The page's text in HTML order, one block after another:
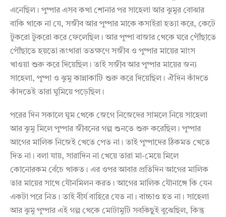
এনেছিল। পুষ্পার এসব কথা শোনার পর সাহেলা আর ঝুমুর বোঝার
বাকি থাকে না যে, সজীব আর পুষ্পার মাকে কসাইরা হত্যা করে, কেটে
টুকরো টুকরো করে ফেলেছিল। আর পুষ্পা বাজার থেকে ঘরে পৌঁছাতে
পৌঁছাতে হয়তো রূংথারা ততক্ষণে সজীব ও পুষ্পার মায়ের মাংস
খাওয়া শুরু করে দিয়েছিল। তাই সজীব আর পুষ্পার মায়ের জন্য
সাহেলা, পুষ্পা ও ঝুমু কান্নাকাটি শুরু করে দিয়েছিল। ঐদিন কাঁদতে
কাঁদতেই তারা ঘুমিয়ে পড়েছিল।
পরের দিন সকালে ঘুম থেকে জেগে নিজেদের সামলে নিয়ে সাহেলা
আর ঝুমু মিলে পুষ্পার জীবনের গল্প শুনতে শুরু করেছিল। পুষ্পার
আগের মালিক নিজেই খেতে পেত না। তাই পুষ্পাদের ঠিকমত খেতে
দিত না। বলা যায়, সারাদিন না খেয়ে তারা মা-মেয়ে মিলে
কোনোরকম বেঁচে থাকত। এর ওপর আবার প্রতিদিন আগের মালিক
তার মায়ের সাথে যৌনমিলন করত। আগের মালিক যৌনাঙ্গে কি যেন
একটা পরে নিত। তাই বীর্য বাহিরে যেত না। বাচ্চাও হত না। সাহেলা
আর ঝুমু পুষ্পার এই গল্প থেকে মোটামুটি সবকিছুই বুঝেছিল, কিন্তু